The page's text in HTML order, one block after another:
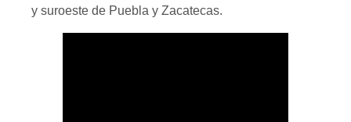
y suroeste de Puebla y Zacatecas.